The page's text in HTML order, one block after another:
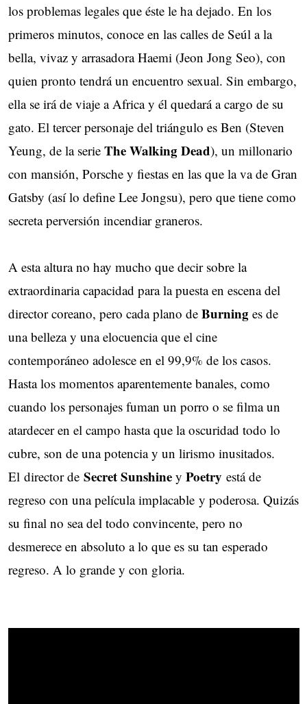
los problemas legales que éste le ha dejado. En los
primeros minutos, conoce en las calles de Seúl a la
bella, vivaz y arrasadora Haemi (Jeon Jong Seo), con
quien pronto tendrá un encuentro sexual. Sin embargo,
ella se irá de viaje a Africa y él quedará a cargo de su
gato. El tercer personaje del triángulo es Ben (Steven
Yeung, de la serie The Walking Dead), un millonario
con mansión, Porsche y fiestas en las que la va de Gran
Gatsby (así lo define Lee Jongsu), pero que tiene como
secreta perversión incendiar graneros.
A esta altura no hay mucho que decir sobre la
extraordinaria capacidad para la puesta en escena del
director coreano, pero cada plano de Burning es de
una belleza y una elocuencia que el cine
contemporáneo adolesce en el 99,9% de los casos.
Hasta los momentos aparentemente banales, como
cuando los personajes fuman un porro o se filma un
atardecer en el campo hasta que la oscuridad todo lo
cubre, son de una potencia y un lirismo inusitados.
El director de Secret Sunshine y Poetry está de
regreso con una película implacable y poderosa. Quizás
su final no sea del todo convincente, pero no
desmerece en absoluto a lo que es su tan esperado
regreso. A lo grande y con gloria.